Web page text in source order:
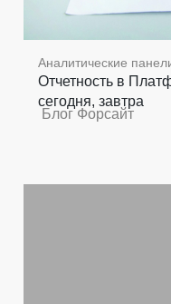
Аналитические
Отчетность в
сегодня, завтра
Блог Форсайт